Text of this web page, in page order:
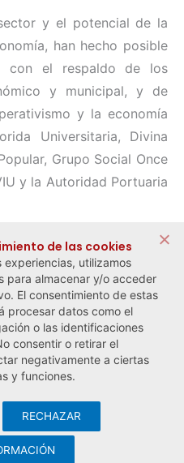
y el potencial de la
han hecho posible
con el respaldo de los
y municipal, y de
y la economía
Universitaria, Divina
Grupo Social Once
y la Autoridad Portuaria
Noticia siguiente →
Social y del Trabajo
de privacidad
web:Visualco
de las cookies
experiencias, utilizamos
para almacenar y/o acceder
El consentimiento de estas
procesar datos como el
o las identificaciones
consentir o retirar el
negativamente a ciertas
y funciones.
RECHAZAR